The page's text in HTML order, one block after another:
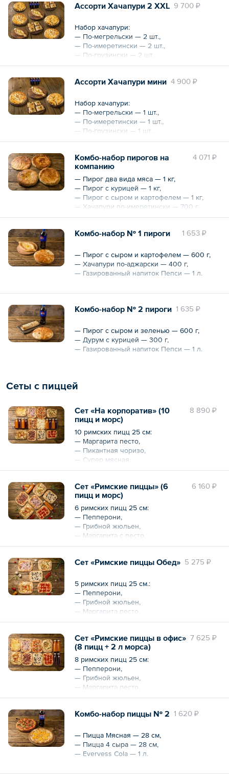
— Evervess Cola — 8 бутылок по 500 мл.
Общий вес – 8 кг
9 700 ₽
Ассорти Хачапури 2 ХХL
Набор хачапури:
— По-мегрельски — 2 шт.,
— По-имеретински — 2 шт.,
— По-грузински — 2 шт.,
— По-аджарски — 2 шт.
Напитки:
Общий вес – 8.8 кг
4 900 ₽
Ассорти Хачапури мини
Набор хачапури:
— По-мегрельски — 1 шт.,
— По-имеретински — 1 шт.,
— По-грузински — 1 шт.,
— По-аджарски — 1 шт.
Напитки:
— Evervess Cola — 4 шт. по 500 мл.
Общий вес – 4.4 кг
4 071 ₽
Комбо-набор пирогов на
компанию
— Пирог два вида мяса — 1 кг,
— Пирог с курицей — 1 кг,
— Пирог с сыром и картофелем — 1 кг,
— Хачапури по-имеретински — 700 г.
1 653 ₽
Комбо-набор № 1 пироги
— Пирог с сыром и картофелем — 600 г,
— Хачапури по-аджарски — 400 г,
— Газированный напиток Пепси — 1 л.
Общий вес – 2 кг
1 635 ₽
Комбо-набор № 2 пироги
— Пирог с сыром и зеленью — 600 г,
— Дурум с курицей — 300 г,
— Газированный напиток Пепси — 1 л.
Сеты с пиццей
8 890 ₽
Сет «На корпоратив» (10
пицц и морс)
10 римских пицц 25 см:
— Маргарита песто,
— Пикантная чоризо,
— Супер мясная,
— Сырное ассорти,
— Бекон BBQ,
— Грибной жюльен,
— Ветчина-грибы,
— Пепперони,
— Яблочная.
(собственного приготовления) — 2 л,
Общий вес – 3920 г
Общий объем – 4 л
6 160 ₽
Сет «Римские пиццы» (6
пицц и морс)
6 римских пицц 25 см:
— Пепперони,
— Грибной жюльен,
— Маргарита с песто,
— Ветчина-грибы,
— Бекон BBQ.
Напитки:
— Облепиховый морс (собственного
приготовления) — 1 л.
5 275 ₽
Сет «Римские пиццы Обед»
5 римских пицц 25 см.:
— Пепперони,
— Грибной жюльен,
— Маргарита песто,
— Ветчина-грибы,
Общий вес – 1920 г
7 625 ₽
Сет «Римские пиццы в офис»
(8 пицц + 2 л морса)
8 римских пицц 25 см:
— Пепперони,
— Грибной жюльен,
— Маргарита песто,
— Ветчина грибы,
— Цыпленок Бешамель,
— Бекон BBQ.
Напитки:
1 620 ₽
Комбо-набор пиццы № 2
— Пицца Мясная — 28 см,
— Пицца 4 сыра — 28 см,
— Evervess Cola — 1 л.